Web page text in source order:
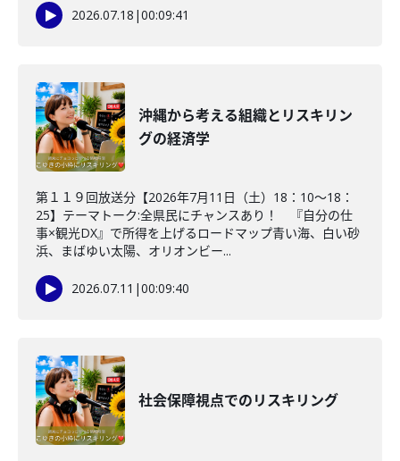
2026.07.18 |00:09:41
沖縄から考える組織とリスキリン
グの経済学
第１１９回放送分【2026年7月11日（土）18：10～18：
25】テーマトーク:全県民にチャンスあり！ 『自分の仕
事×観光DX』で所得を上げるロードマップ青い海、白い砂
浜、まばゆい太陽、オリオンビー...
2026.07.11 |00:09:40
社会保障視点でのリスキリング